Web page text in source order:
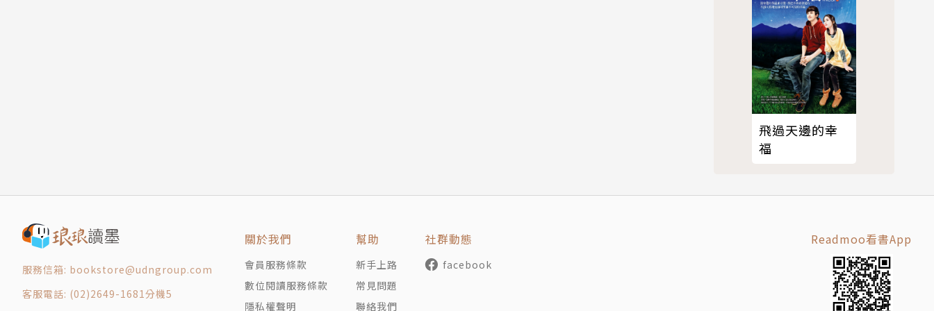
飛過天邊的幸
福
服務信箱: bookstore@udngroup.com
客服電話: (02)2649-1681分機5
關於我們
會員服務條款
數位閱讀服務條款
隱私權聲明
幫助
新手上路
常見問題
聯絡我們
社群動態
facebook
Readmoo看書App